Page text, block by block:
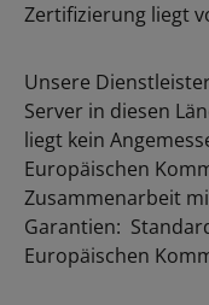
Zertifizierung liegt
Unsere
Server in diesen
liegt kein
Europäischen
Zusammenarbeit
Garantien:
Europäischen